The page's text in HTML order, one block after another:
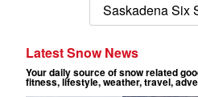
Saskadena Six